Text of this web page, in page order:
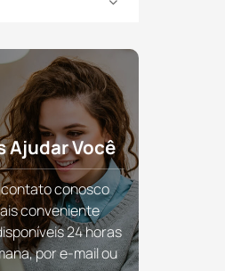
Ajudar Você
conosco
conveniente
24 horas
por e-mail ou